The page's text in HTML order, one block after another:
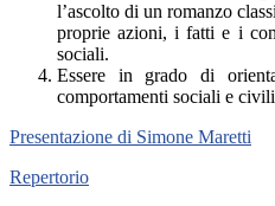
l’ascolto di un romanzo
proprie azioni, i fatti e i
sociali.
Essere in grado di
comportamenti sociali e
Presentazione di Simone Maretti
Repertorio